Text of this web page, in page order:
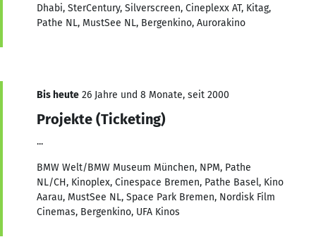
Dhabi, SterCentury, Silverscreen, Cineplexx AT, Kitag,
Pathe NL, MustSee NL, Bergenkino, Aurorakino
Bis heute 26 Jahre und 8 Monate, seit 2000
Projekte (Ticketing)
...
BMW Welt/BMW Museum München, NPM, Pathe
NL/CH, Kinoplex, Cinespace Bremen, Pathe Basel, Kino
Aarau, MustSee NL, Space Park Bremen, Nordisk Film
Cinemas, Bergenkino, UFA Kinos